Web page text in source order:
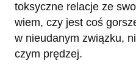
toksyczne relacje ze
wiem, czy jest coś
w nieudanym związku,
czym prędzej.